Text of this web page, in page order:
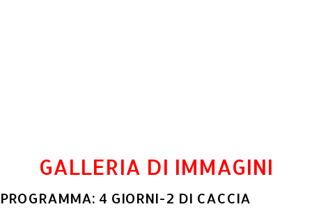
GALLERIA DI IMMAGINI
PROGRAMMA: 4 GIORNI-2 DI CACCIA